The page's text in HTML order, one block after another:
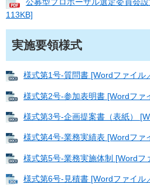
113KB]
実施要領様式
様式第1号-質問書 [Wordファイル
様式第2号-参加表明書 [Wordファ
様式第3号-企画提案書（表紙）
様式第4号-業務実績表 [Wordファ
様式第5号-業務実施体制 [Wordフ
様式第6号-見積書 [Wordファイル